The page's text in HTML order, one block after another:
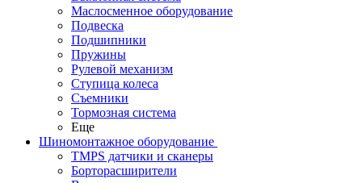
Маслосменное оборудование
Подвеска
Подшипники
Пружины
Рулевой механизм
Ступица колеса
Съемники
Тормозная система
Еще
Шиномонтажное оборудование
TMPS датчики и сканеры
Борторасширители